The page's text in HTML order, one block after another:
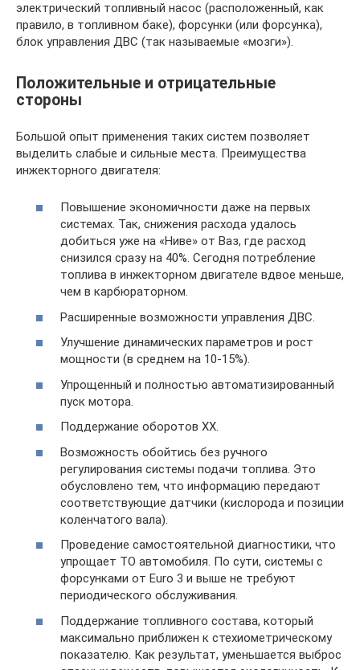
электрический топливный насос (расположенный, как
правило, в топливном баке), форсунки (или форсунка),
блок управления ДВС (так называемые «мозги»).
Положительные и отрицательные
стороны
Большой опыт применения таких систем позволяет
выделить слабые и сильные места. Преимущества
инжекторного двигателя:
Повышение экономичности даже на первых
системах. Так, снижения расхода удалось
добиться уже на «Ниве» от Ваз, где расход
снизился сразу на 40%. Сегодня потребление
топлива в инжекторном двигателе вдвое меньше,
чем в карбюраторном.
Расширенные возможности управления ДВС.
Улучшение динамических параметров и рост
мощности (в среднем на 10-15%).
Упрощенный и полностью автоматизированный
пуск мотора.
Поддержание оборотов ХХ.
Возможность обойтись без ручного
регулирования системы подачи топлива. Это
обусловлено тем, что информацию передают
соответствующие датчики (кислорода и позиции
коленчатого вала).
Проведение самостоятельной диагностики, что
упрощает ТО автомобиля. По сути, системы с
форсунками от Euro 3 и выше не требуют
периодического обслуживания.
Поддержание топливного состава, который
максимально приближен к стехиометрическому
показателю. Как результат, уменьшается выброс